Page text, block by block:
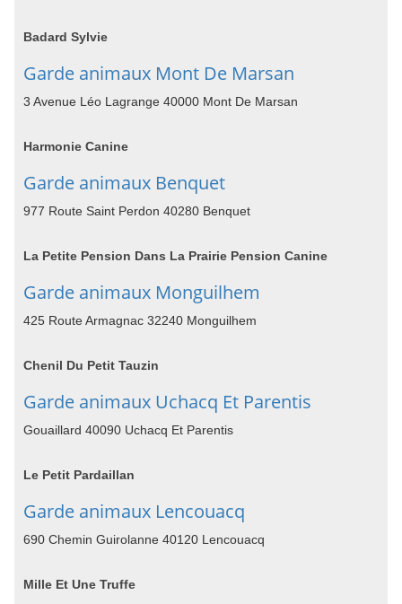
Badard Sylvie
Garde animaux Mont De Marsan
3 Avenue Léo Lagrange 40000 Mont De Marsan
Harmonie Canine
Garde animaux Benquet
977 Route Saint Perdon 40280 Benquet
La Petite Pension Dans La Prairie Pension Canine
Garde animaux Monguilhem
425 Route Armagnac 32240 Monguilhem
Chenil Du Petit Tauzin
Garde animaux Uchacq Et Parentis
Gouaillard 40090 Uchacq Et Parentis
Le Petit Pardaillan
Garde animaux Lencouacq
690 Chemin Guirolanne 40120 Lencouacq
Mille Et Une Truffe